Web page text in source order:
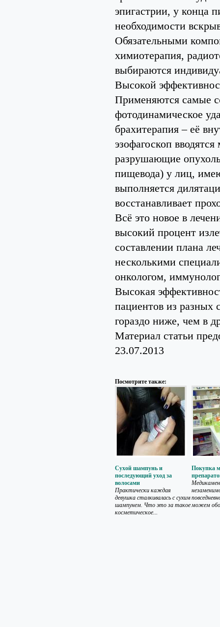
эпигастрии, у конца
необходимости
Обязательными
химиотерапия,
выбираются
Высокой
Применяются самые
фотодинамическое
брахитерапия – её
эзофагоскоп
разрушающие
пищевода) у лиц,
выполняется
восстанавливает
Всё это новое в
высокий процент
составлении плана
несколькими
онкологом,
Высокая
пациентов из разных
гораздо ниже, чем в
Материал статьи
23.07.2013
Посмотрите также:
Сухой шампунь и
последующий уход за
волосами
Практически каждая
девушка сталкивалась с сухим
шампунем. Что это за такое
косметическое...
Покупка
можем